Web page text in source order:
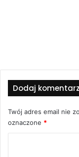
Dodaj komentarz
Twój adres email nie
oznaczone *